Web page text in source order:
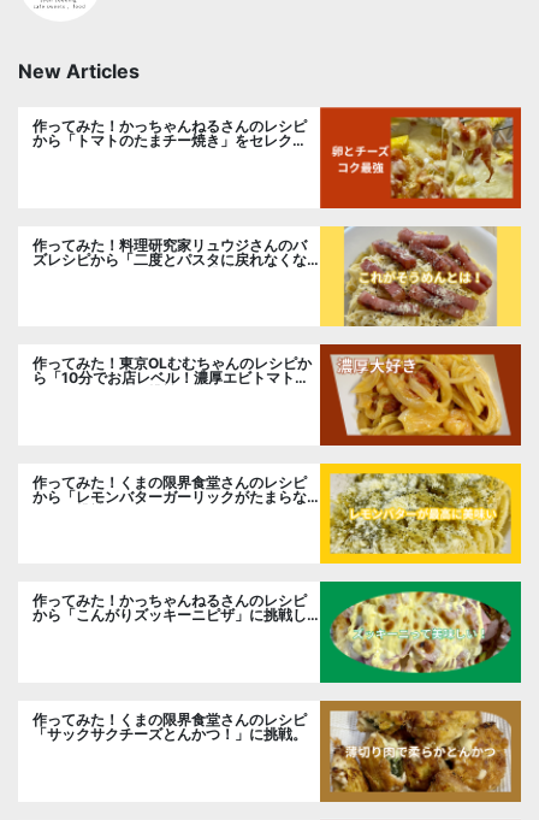
New Articles
作ってみた！かっちゃんねるさんのレシピ
から「トマトのたまチー焼き」をセレク
作ってみた！料理研究家リュウジさんのバ
ズレシピから「二度とパスタに戻れなくな
る冷やしカルボナーラ」に挑戦。
作ってみた！東京OLむむちゃんのレシピか
ら「10分でお店レベル！濃厚エビトマトク
作ってみた！くまの限界食堂さんのレシピ
から「レモンバターガーリックがたまらな
い」に挑戦。
作ってみた！かっちゃんねるさんのレシピ
から「こんがりズッキーニピザ」に挑戦し
作ってみた！くまの限界食堂さんのレシピ
「サックサクチーズとんかつ！」に挑戦。